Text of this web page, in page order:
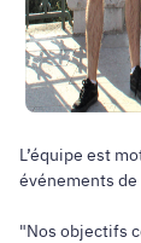
L’équipe est
événements
"Nos objectifs